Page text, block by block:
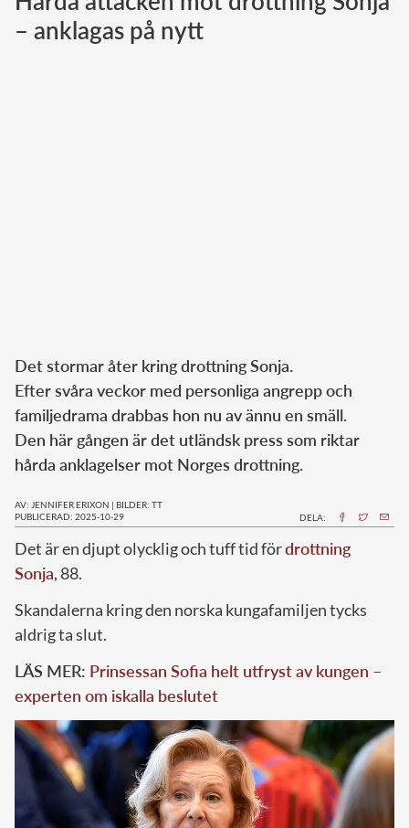
Norska kungahuset
– anklagas på nytt
Det stormar åter kring drottning Sonja.
Efter svåra veckor med personliga angrepp och
familjedrama drabbas hon nu av ännu en smäll.
Den här gången är det utländsk press som riktar
hårda anklagelser mot Norges drottning.
AV: JENNIFER ERIXON | BILDER: TT
PUBLICERAD: 2025-10-29
DELA:
Det är en djupt olycklig och tuff tid fördrottning
Sonja, 88.
Skandalerna kring den norska kungafamiljen tycks
aldrig ta slut.
LÄS MER: Prinsessan Sofia helt utfryst av kungen –
experten om iskalla beslutet